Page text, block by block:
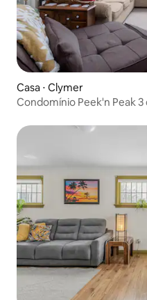
Casa ⋅ Clymer
Condomínio Peek'n Peak